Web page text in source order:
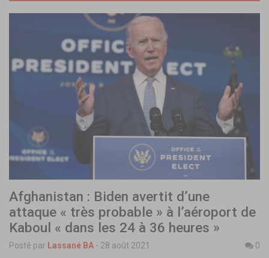
Afghanistan : Biden avertit d’une
attaque « très probable » à l’aéroport de
Kaboul « dans les 24 à 36 heures »
Posté par Lassané BA - 28 août 2021
0